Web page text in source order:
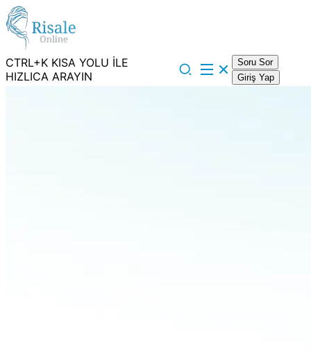
CTRL+K KISA YOLU İLE
HIZLICA ARAYIN
Soru Sor
Giriş Yap